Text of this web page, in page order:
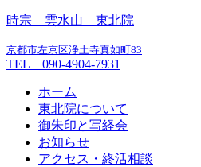
時宗 雲水山 東北院
京都市左京区浄土寺真如町83
TEL 090-4904-7931
ホーム
東北院について
御朱印と写経会
お知らせ
アクセス・終活相談